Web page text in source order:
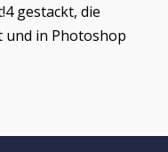
gestackt, die
und in Photoshop